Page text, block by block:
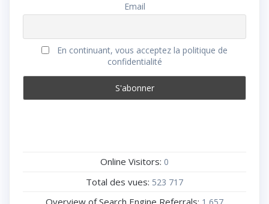
Email
En continuant, vous acceptez la politique de
confidentialité
Online Visitors: 0
Total des vues: 523 717
Overview of Search Engine Referrals: